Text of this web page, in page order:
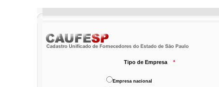
Tipo de Empresa *
Empresa nacional